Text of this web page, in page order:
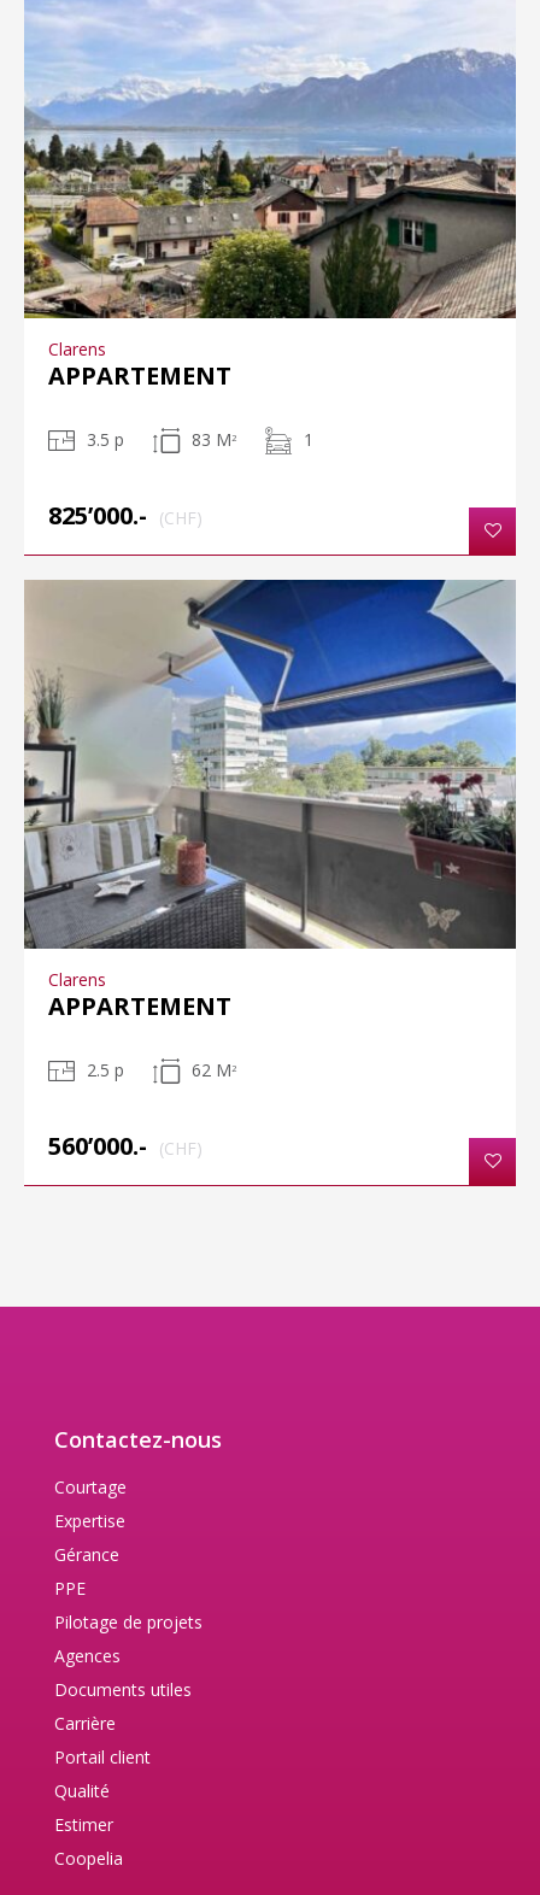
Clarens
APPARTEMENT
3.5 p 83 M 2 1
825’000.- (CHF)
Clarens
APPARTEMENT
2.5 p 62 M 2
560’000.- (CHF)
Contactez-nous
Courtage
Expertise
Gérance
PPE
Pilotage de projets
Agences
Documents utiles
Carrière
Portail client
Qualité
Estimer
Coopelia